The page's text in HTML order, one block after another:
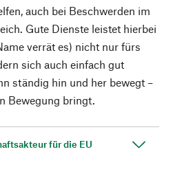
auch bei Beschwerden im
Gute Dienste leistet hierbei
verrät es) nicht nur fürs
sich auch einfach gut
ständig hin und her bewegt –
Bewegung bringt.
für die EU